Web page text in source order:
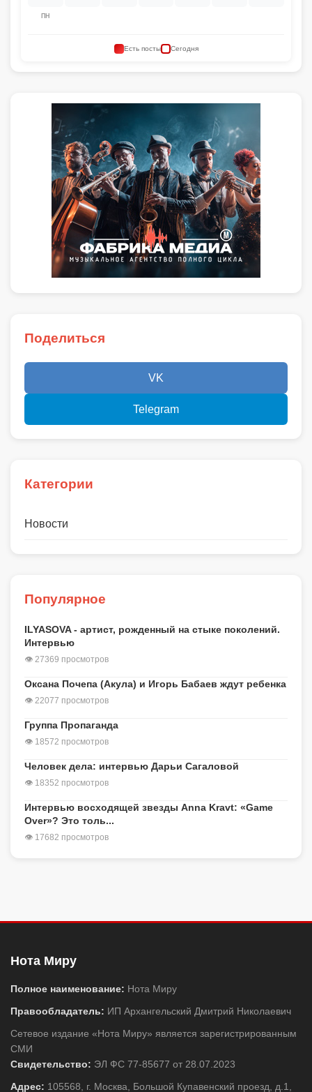
ПН
Есть посты Сегодня
Поделиться
VK
Telegram
Категории
Новости
Популярное
ILYASOVA - артист, рожденный на стыке поколений.
Интервью
👁 27369 просмотров
Оксана Почепа (Акула) и Игорь Бабаев ждут ребенка
👁 22077 просмотров
Группа Пропаганда
👁 18572 просмотров
Человек дела: интервью Дарьи Сагаловой
👁 18352 просмотров
Интервью восходящей звезды Anna Kravt: «Game
Over»? Это толь...
👁 17682 просмотров
Нота Миру
Полное наименование: Нота Миру
Правообладатель: ИП Архангельский Дмитрий Николаевич
Сетевое издание «Нота Миру» является зарегистрированным
СМИ
Свидетельство: ЭЛ ФС 77-85677 от 28.07.2023
Адрес: 105568, г. Москва, Большой Купавенский проезд, д.1,